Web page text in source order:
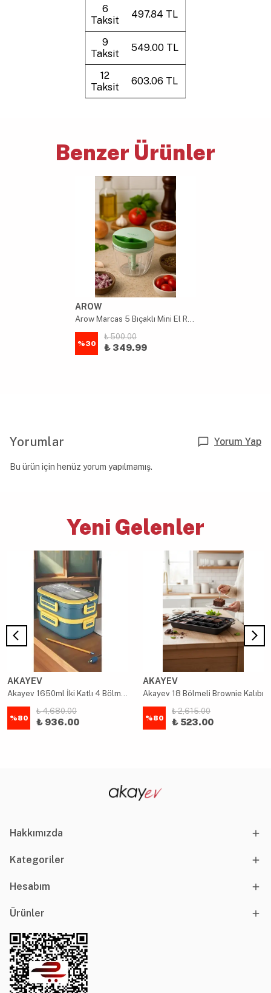
6
Taksit
497.84 TL
9
Taksit
549.00 TL
12
Taksit
603.06 TL
Benzer Ürünler
AROW
Arow Marcas 5 Bıçaklı Mini El Robotu-ipli Rondo 1000 ml Hazneli
%30
₺ 500.00
₺ 349.99
Yorumlar Yorum Yap
Bu ürün için henüz yorum yapılmamış.
Yeni Gelenler
AKAYEV
Akayev 1650ml İki Katlı 4 Bölmeli Çelik Yemek Kabı Mavi
%80
₺ 4,680.00
₺ 936.00
AKAYEV
Akayev 18 Bölmeli Brownie Kalıbı
%80
₺ 2,615.00
₺ 523.00
Hakkımızda
Kategoriler
Hesabım
Ürünler